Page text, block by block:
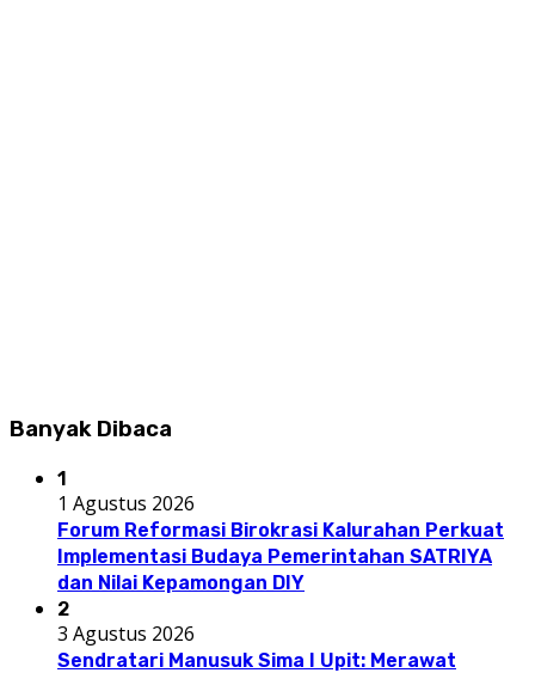
Banyak Dibaca
1
1 Agustus 2026
Forum Reformasi Birokrasi Kalurahan Perkuat
Implementasi Budaya Pemerintahan SATRIYA
dan Nilai Kepamongan DIY
2
3 Agustus 2026
Sendratari Manusuk Sima I Upit: Merawat